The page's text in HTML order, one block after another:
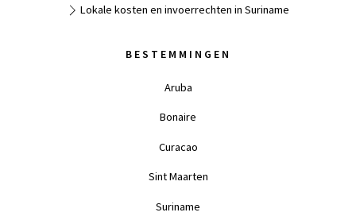
Lokale kosten en invoerrechten in Suriname
BESTEMMINGEN
Aruba
Bonaire
Curacao
Sint Maarten
Suriname